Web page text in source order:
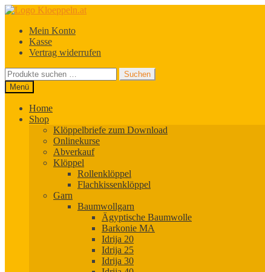
Zur
springen
Zum
springenMein Konto
Kasse
Vertrag widerrufen
Suchen
nach:
Suchen
Menü
Home
Shop
Klöppelbriefe zum Download
Onlinekurse
Abverkauf
Klöppel
Rollenklöppel
Flachkissenklöppel
Garn
Baumwollgarn
Ägyptische Baumwolle
Barkonie MA
Idrija 20
Idrija 25
Idrija 30